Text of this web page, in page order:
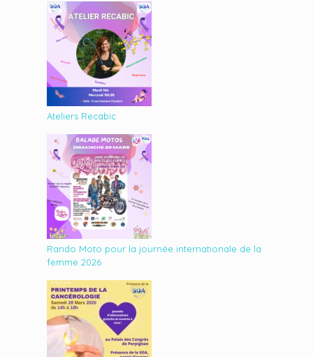
Ateliers Recabic
Rando Moto pour la journée internationale de la
femme 2026